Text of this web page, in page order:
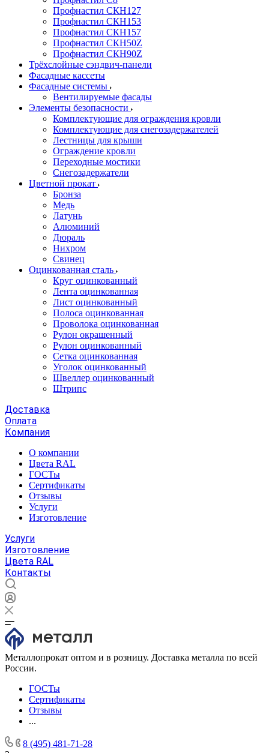
Профнастил СКН127
Профнастил СКН153
Профнастил СКН157
Профнастил СКН50Z
Профнастил СКН90Z
Трёхслойные сэндвич-панели
Фасадные кассеты
Фасадные системы
Вентилируемые фасады
Элементы безопасности
Комплектующие для ограждения кровли
Комплектующие для снегозадержателей
Лестницы для крыши
Ограждение кровли
Переходные мостики
Снегозадержатели
Цветной прокат
Бронза
Медь
Латунь
Алюминий
Дюраль
Нихром
Свинец
Оцинкованная сталь
Круг оцинкованный
Лента оцинкованная
Лист оцинкованный
Полоса оцинкованная
Проволока оцинкованная
Рулон окрашенный
Рулон оцинкованный
Сетка оцинкованная
Уголок оцинкованный
Швеллер оцинкованный
Штрипс
Доставка
Оплата
Компания
О компании
Цвета RAL
ГОСТы
Сертификаты
Отзывы
Услуги
Изготовление
Услуги
Изготовление
Цвета RAL
Контакты
Металлопрокат оптом и в розницу. Доставка металла по всей
России.
ГОСТы
Сертификаты
Отзывы
...
8 (495) 481-71-28